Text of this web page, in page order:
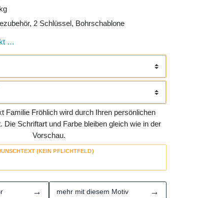
2 Schlüssel, Bohrschablone
…
Familie Fröhlich wird durch Ihren persönlichen
Die Schriftart und Farbe bleiben gleich wie in der
Vorschau.
(KEIN PFLICHTFELD)
→ mehr mit diesem Motiv →